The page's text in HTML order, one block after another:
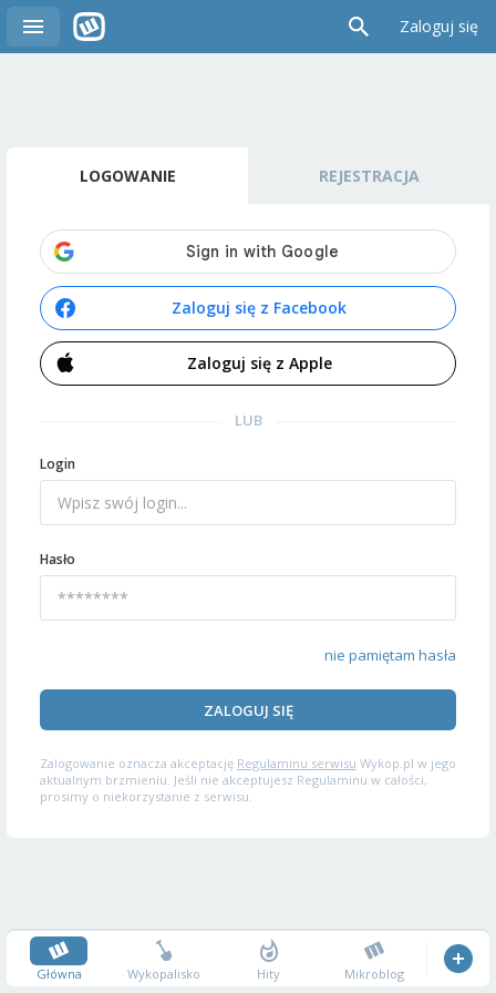
Zaloguj się
LOGOWANIE REJESTRACJA
Zaloguj się z Facebook
Zaloguj się z Apple
LUB
Login
Hasło
nie pamiętam hasła
ZALOGUJ SIĘ
Zalogowanie oznacza akceptację Regulaminu serwisu Wykop.pl w jego
aktualnym brzmieniu. Jeśli nie akceptujesz Regulaminu w całości,
prosimy o niekorzystanie z serwisu.
Główna Wykopalisko Hity Mikroblog